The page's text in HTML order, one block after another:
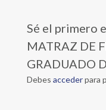
Sé el primero
MATRAZ DE
GRADUADO
Debes accederpara